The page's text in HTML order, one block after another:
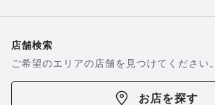
店舗検索
ご希望のエリアの店舗を見つけてください。
お店を探す